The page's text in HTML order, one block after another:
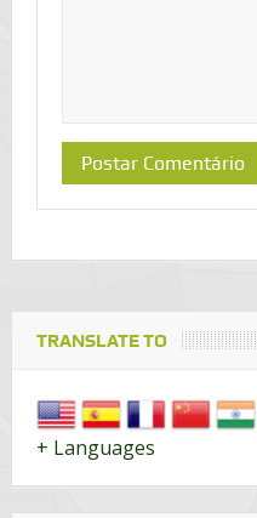
TRANSLATE TO
+ Languages